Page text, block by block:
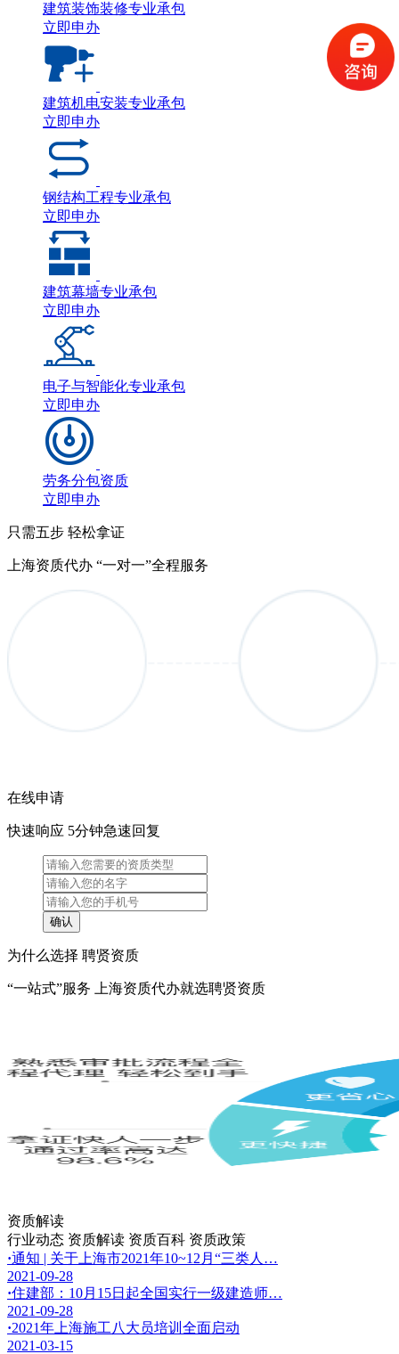
建筑装饰装修专业承包
立即申办
建筑机电安装专业承包
立即申办
钢结构工程专业承包
立即申办
建筑幕墙专业承包
立即申办
电子与智能化专业承包
立即申办
劳务分包资质
立即申办
只需五步 轻松拿证
上海资质代办 “一对一”全程服务
在线申请
快速响应 5分钟急速回复
为什么选择 聘贤资质
“一站式”服务 上海资质代办就选聘贤资质
资质解读
行业动态 资质解读 资质百科 资质政策
·通知 | 关于上海市2021年10~12月“三类人…
2021-09-28
·住建部：10月15日起全国实行一级建造师…
2021-09-28
·2021年上海施工八大员培训全面启动
2021-03-15